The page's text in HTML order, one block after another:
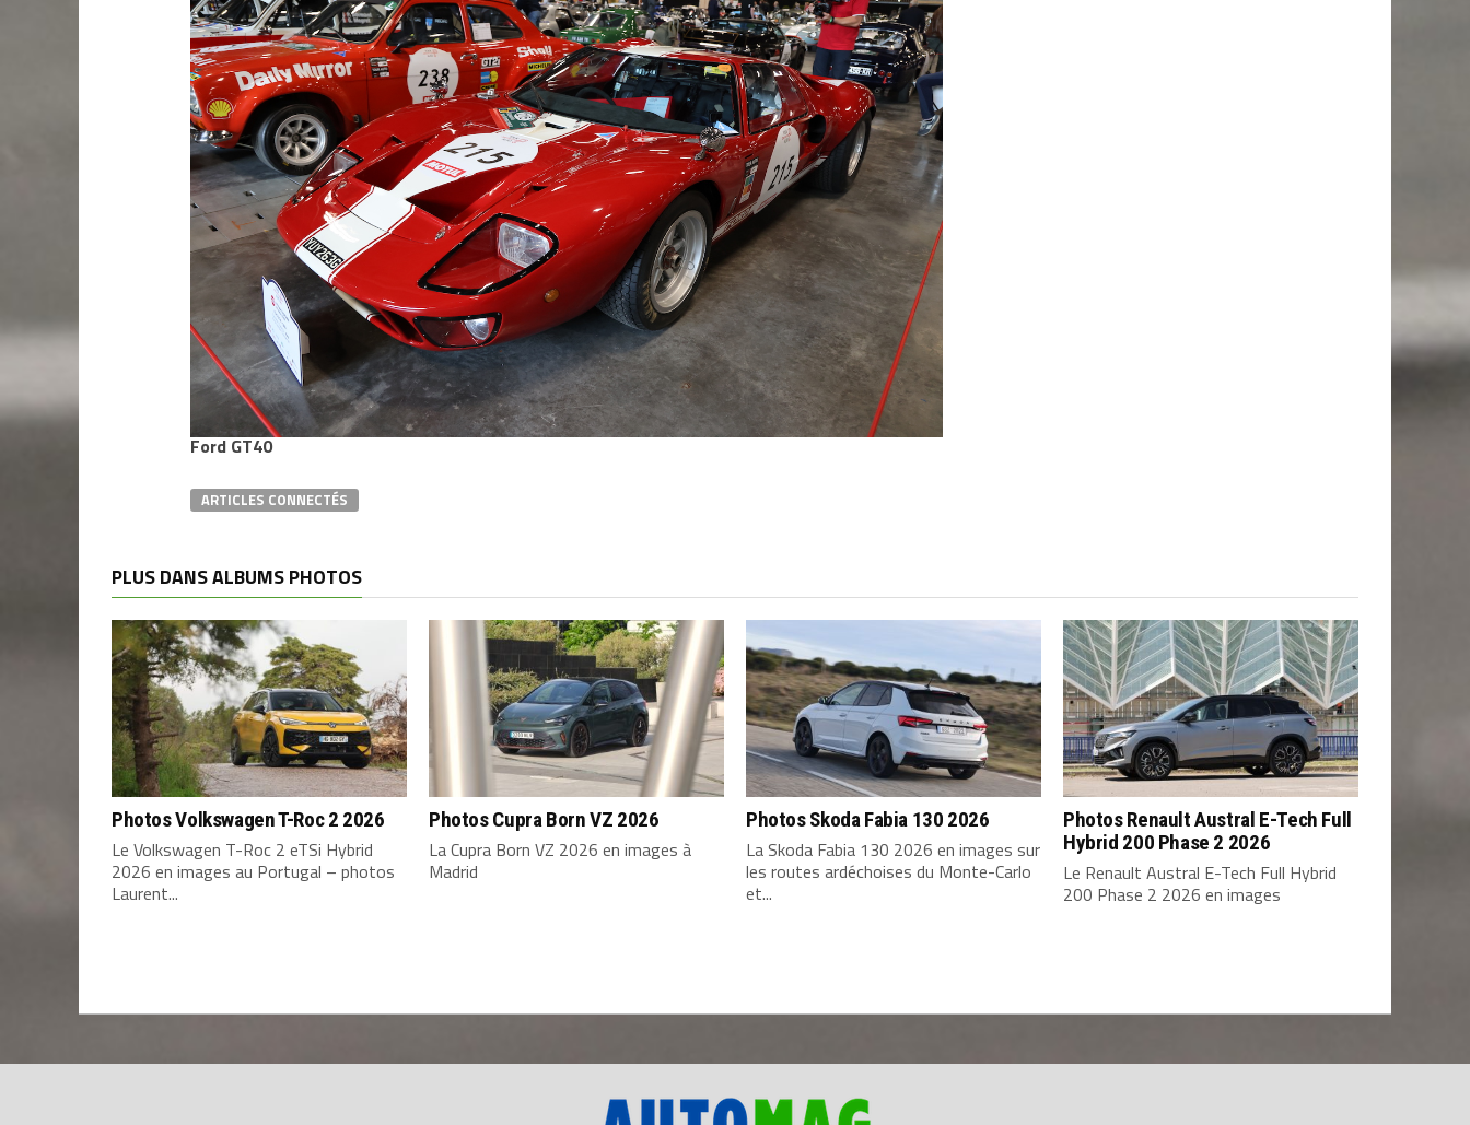
Ford GT40
ARTICLES CONNECTÉS
PLUS DANS ALBUMS PHOTOS
Photos Volkswagen T-Roc 2 2026
Le Volkswagen T-Roc 2 eTSi Hybrid
2026 en images au Portugal – photos
Laurent...
Photos Cupra Born VZ 2026
La Cupra Born VZ 2026 en images à
Madrid
Photos Skoda Fabia 130 2026
La Skoda Fabia 130 2026 en images sur
les routes ardéchoises du Monte-Carlo
et...
Photos Renault Austral E-Tech Full
Hybrid 200 Phase 2 2026
Le Renault Austral E-Tech Full Hybrid
200 Phase 2 2026 en images